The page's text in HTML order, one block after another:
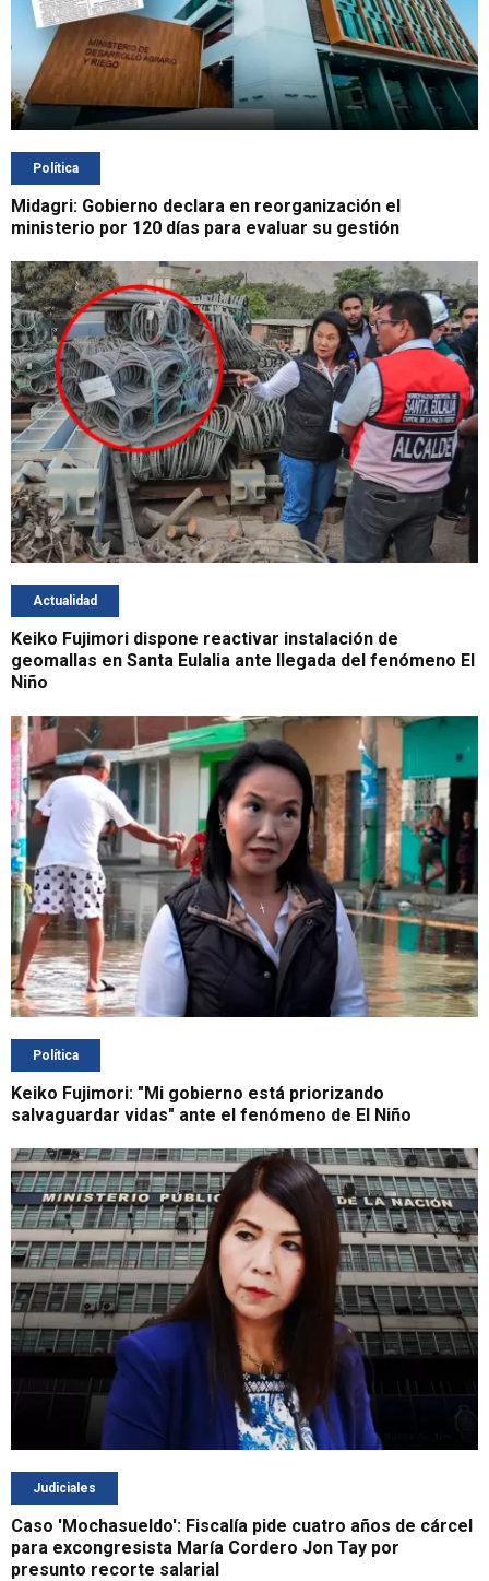
Política
Midagri: Gobierno declara en reorganización el
ministerio por 120 días para evaluar su gestión
Actualidad
Keiko Fujimori dispone reactivar instalación de
geomallas en Santa Eulalia ante llegada del fenómeno El
Niño
Política
Keiko Fujimori: "Mi gobierno está priorizando
salvaguardar vidas" ante el fenómeno de El Niño
Judiciales
Caso 'Mochasueldo': Fiscalía pide cuatro años de cárcel
para excongresista María Cordero Jon Tay por
presunto recorte salarial